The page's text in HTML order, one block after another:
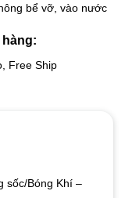
bể vỡ, vào nước
Free Ship
sốc/Bóng Khí –